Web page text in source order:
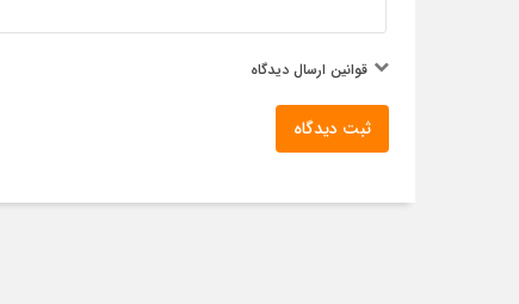
قوانین ارسال دیدگاه
ثبت دیدگاه